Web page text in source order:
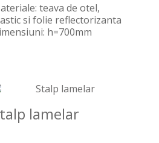
teava de otel,
si folie reflectorizanta
h=700mm
lamelar